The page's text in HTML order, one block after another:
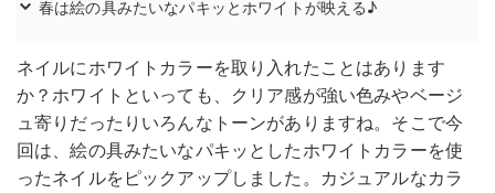
春は絵の具みたいなパキッとホワイトが映える♪
ネイルにホワイトカラーを取り入れたことはあります
か？ホワイトといっても、クリア感が強い色みやベージ
ュ寄りだったりいろんなトーンがありますね。そこで今
回は、絵の具みたいなパキッとしたホワイトカラーを使
ったネイルをピックアップしました。カジュアルなカラ